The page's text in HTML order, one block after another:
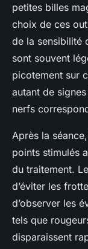
petites billes
choix de ces
de la sensibilité
sont souvent
picotement sur
autant de
nerfs
Après la
points stimulés
du traitement.
d’éviter les
d’observer les
tels que
disparaissent